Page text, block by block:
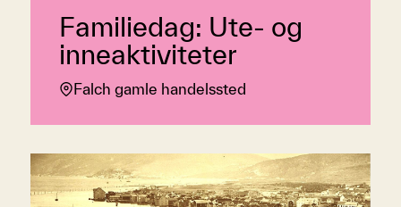
Familiedag: Ute- og
inneaktiviteter
Falch gamle handelssted